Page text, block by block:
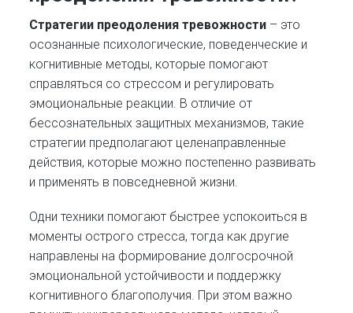
Стратегии преодоления тревожности – это
осознанные психологические, поведенческие и
когнитивные методы, которые помогают
справляться со стрессом и регулировать
эмоциональные реакции. В отличие от
бессознательных защитных механизмов, такие
стратегии предполагают целенаправленные
действия, которые можно постепенно развивать
и применять в повседневной жизни.
Одни техники помогают быстрее успокоиться в
моменты острого стресса, тогда как другие
направлены на формирование долгосрочной
эмоциональной устойчивости и поддержку
когнитивного благополучия. При этом важно